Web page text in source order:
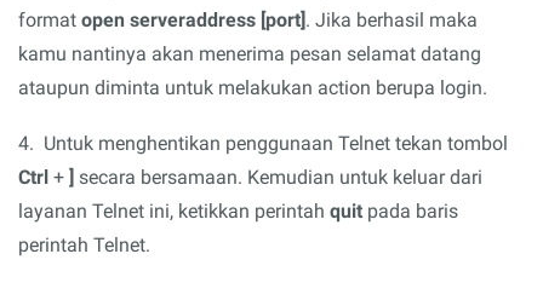
format open serveraddress [port]. Jika berhasil maka
kamu nantinya akan menerima pesan selamat datang
ataupun diminta untuk melakukan action berupa login.
4. Untuk menghentikan penggunaan Telnet tekan tombol
Ctrl + ] secara bersamaan. Kemudian untuk keluar dari
layanan Telnet ini, ketikkan perintah quit pada baris
perintah Telnet.